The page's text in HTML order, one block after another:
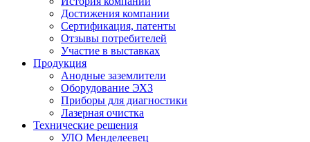
Достижения компании
Сертификация, патенты
Отзывы потребителей
Участие в выставках
Продукция
Анодные заземлители
Оборудование ЭХЗ
Приборы для диагностики
Лазерная очистка
Технические решения
УЛО Менделеевец